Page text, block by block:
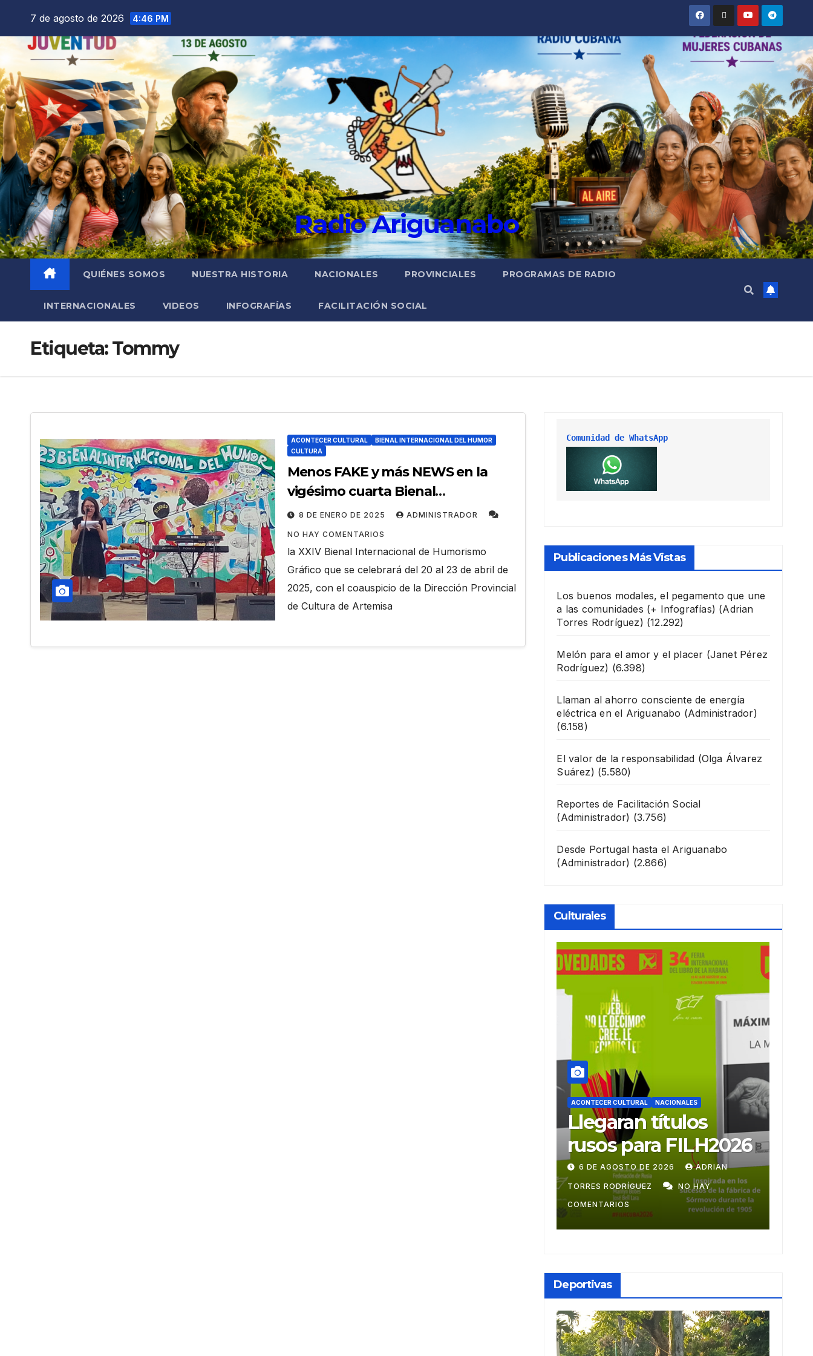
7 de agosto de 2026 4:46 PM
Radio Ariguanabo
QUIÉNES SOMOS NUESTRA HISTORIA NACIONALES PROVINCIALES PROGRAMAS DE RADIO
INTERNACIONALES VIDEOS INFOGRAFÍAS FACILITACIÓN SOCIAL
Etiqueta:Tommy
ACONTECER CULTURAL
BIENAL INTERNACIONAL DEL HUMOR
CULTURA
Menos FAKE y más NEWS en la
vigésimo cuarta Bienal
Internacional de Humorismo
Gráfico
8 DE ENERO DE 2025 ADMINISTRADOR
NO HAY COMENTARIOS
la XXIV Bienal Internacional de Humorismo
Gráfico que se celebrará del 20 al 23 de abril de
2025, con el coauspicio de la Dirección Provincial
de Cultura de Artemisa
Comunidad de WhatsApp
Publicaciones Más Vistas
Los buenos modales, el pegamento que une
a las comunidades (+ Infografías) (Adrian
Torres Rodríguez) (12.292)
Melón para el amor y el placer (Janet Pérez
Rodríguez) (6.398)
Llaman al ahorro consciente de energía
eléctrica en el Ariguanabo (Administrador)
(6.158)
El valor de la responsabilidad (Olga Álvarez
Suárez) (5.580)
Reportes de Facilitación Social
(Administrador) (3.756)
Desde Portugal hasta el Ariguanabo
(Administrador) (2.866)
Culturales
ACONTECER CULTURAL
Ballet Laura Alonso
emprende gira
centroamericana
28 DE JULIO DE 2026 ADRIAN TORRES
RODRÍGUEZ NO HAY COMENTARIOS
Deportivas